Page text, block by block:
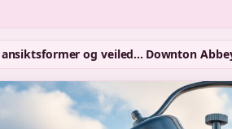
Mid taper fade: definisjon, ansiktsformer og veiledning